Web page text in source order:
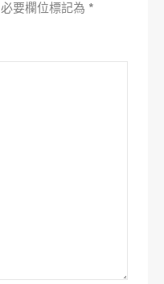
必要欄位標記為 *